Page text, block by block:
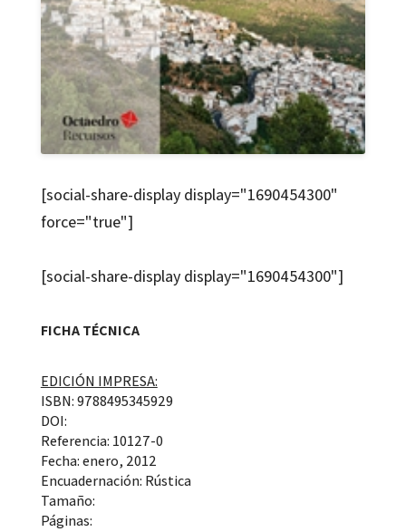
[social-share-display display="1690454300"
force="true"]
[social-share-display display="1690454300"]
FICHA TÉCNICA
EDICIÓN IMPRESA:
ISBN: 9788495345929
DOI:
Referencia: 10127-0
Fecha: enero, 2012
Encuadernación: Rústica
Tamaño:
Páginas: